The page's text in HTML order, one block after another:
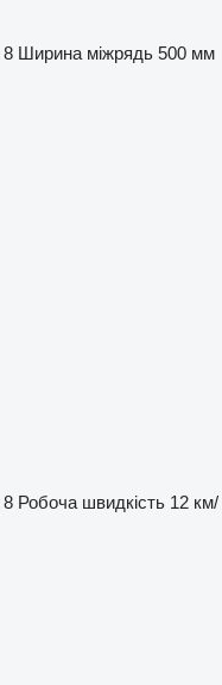
8 Ширина міжрядь 500 мм
8 Робоча швидкість 12 км/